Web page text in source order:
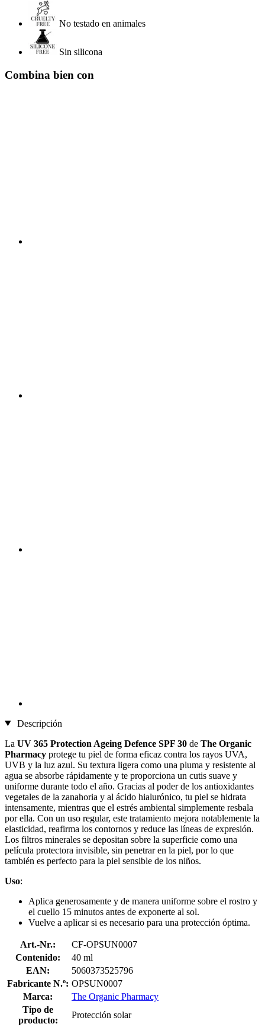
No testado en animales
Sin silicona
Combina bien con
Descripción
La UV 365 Protection Ageing Defence SPF 30 de The Organic
Pharmacy protege tu piel de forma eficaz contra los rayos UVA,
UVB y la luz azul. Su textura ligera como una pluma y resistente al
agua se absorbe rápidamente y te proporciona un cutis suave y
uniforme durante todo el año. Gracias al poder de los antioxidantes
vegetales de la zanahoria y al ácido hialurónico, tu piel se hidrata
intensamente, mientras que el estrés ambiental simplemente resbala
por ella. Con un uso regular, este tratamiento mejora notablemente la
elasticidad, reafirma los contornos y reduce las líneas de expresión.
Los filtros minerales se depositan sobre la superficie como una
película protectora invisible, sin penetrar en la piel, por lo que
también es perfecto para la piel sensible de los niños.
Uso:
Aplica generosamente y de manera uniforme sobre el rostro y
el cuello 15 minutos antes de exponerte al sol.
Vuelve a aplicar si es necesario para una protección óptima.
Art.-Nr.:
CF-OPSUN0007
Contenido:
40 ml
EAN:
5060373525796
Fabricante N.º: OPSUN0007
Marca:
The Organic Pharmacy
Tipo de
producto:
Protección solar